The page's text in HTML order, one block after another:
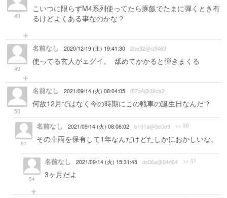
48
こいつに限らずM4系列使ってたら豚飯でたまに弾くとき有
るけどよくある事なのかな？
49
名前なし 2020/12/19 (土) 19:41:30 2be32@a3463
使ってる玄人がェグイ。 舐めてかかると弾きまくる
50
名前なし 2021/09/14 (火) 08:04:05 f87a4@36da2
何故12月ではなく今の時期にこの戦車の誕生日なんだ？
51
名前なし 2021/09/14 (火) 08:06:02 b101a@5e0e9 >> 50
その車両を保有して1年なんだけどたしかにおかしいな。
54
名前なし 2021/09/14 (火) 15:31:45 dc06a@64d64 >> 51
3ヶ月だよ